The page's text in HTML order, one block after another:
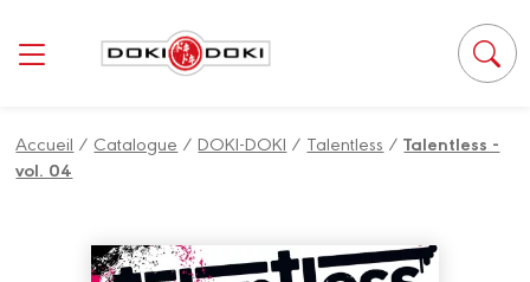
Accueil / Catalogue /DOKI-DOKI / Talentless /Talentless -
vol. 04